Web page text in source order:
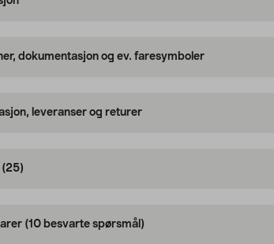
dokumentasjon og ev. faresymboler
leveranser og returer
(25)
(10 besvarte spørsmål)